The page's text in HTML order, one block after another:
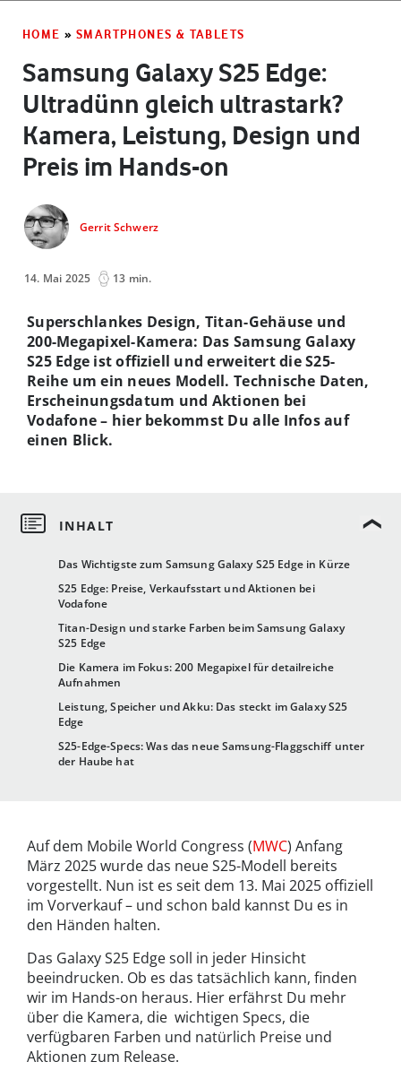
HOME » SMARTPHONES & TABLETS
Samsung Galaxy S25 Edge:
Ultradünn gleich ultrastark?
Kamera, Leistung, Design und
Preis im Hands-on
Gerrit Schwerz
14. Mai 2025 13 min.
Das Wichtigste zum Samsung Galaxy S25 Edge in Kürze
S25 Edge: Preise, Verkaufsstart und Aktionen bei
Vodafone
Titan-Design und starke Farben beim Samsung Galaxy
S25 Edge
Die Kamera im Fokus: 200 Megapixel für detailreiche
Aufnahmen
Leistung, Speicher und Akku: Das steckt im Galaxy S25
Edge
S25-Edge-Specs: Was das neue Samsung-Flaggschiff unter
der Haube hat
Superschlankes Design, Titan-Gehäuse und
200-Megapixel-Kamera: Das Samsung Galaxy
S25 Edge ist offiziell und erweitert die S25-
Reihe um ein neues Modell. Technische Daten,
Erscheinungsdatum und Aktionen bei
Vodafone – hier bekommst Du alle Infos auf
einen Blick.
Auf dem Mobile World Congress (MWC) Anfang
März 2025 wurde das neue S25-Modell bereits
vorgestellt. Nun ist es seit dem 13. Mai 2025 offiziell
im Vorverkauf – und schon bald kannst Du es in
den Händen halten.
Das Galaxy S25 Edge soll in jeder Hinsicht
beeindrucken. Ob es das tatsächlich kann, finden
wir im Hands-on heraus. Hier erfährst Du mehr
über die Kamera, die wichtigen Specs, die
verfügbaren Farben und natürlich Preise und
Aktionen zum Release.